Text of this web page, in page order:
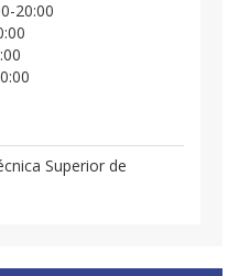
20:00
Superior de